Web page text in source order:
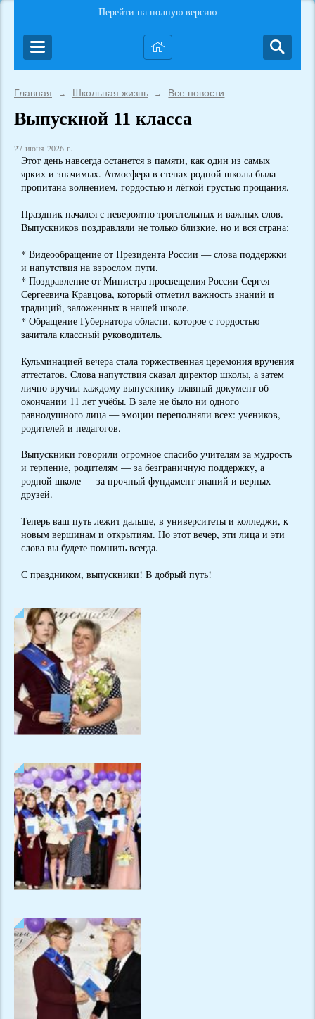
Перейти на полную версию
Главная → Школьная жизнь → Все новости
Выпускной 11 класса
27 июня 2026 г.
Этот день навсегда останется в памяти, как один из самых
ярких и значимых. Атмосфера в стенах родной школы была
пропитана волнением, гордостью и лёгкой грустью прощания.
Праздник начался с невероятно трогательных и важных слов.
Выпускников поздравляли не только близкие, но и вся страна:
* Видеообращение от Президента России — слова поддержки
и напутствия на взрослом пути.
* Поздравление от Министра просвещения России Сергея
Сергеевича Кравцова, который отметил важность знаний и
традиций, заложенных в нашей школе.
* Обращение Губернатора области, которое с гордостью
зачитала классный руководитель.
Кульминацией вечера стала торжественная церемония вручения
аттестатов. Слова напутствия сказал директор школы, а затем
лично вручил каждому выпускнику главный документ об
окончании 11 лет учёбы. В зале не было ни одного
равнодушного лица — эмоции переполняли всех: учеников,
родителей и педагогов.
Выпускники говорили огромное спасибо учителям за мудрость
и терпение, родителям — за безграничную поддержку, а
родной школе — за прочный фундамент знаний и верных
друзей.
Теперь ваш путь лежит дальше, в университеты и колледжи, к
новым вершинам и открытиям. Но этот вечер, эти лица и эти
слова вы будете помнить всегда.
С праздником, выпускники! В добрый путь!